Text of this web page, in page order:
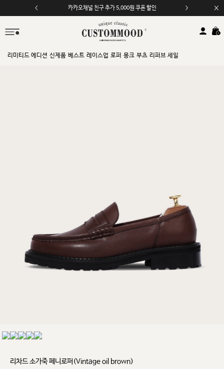
카카오채널 친구 추가 5,000원 쿠폰 할인
모바일 앱 자동 2,000원 할인
리미티드 에디션 신제품 베스트 레이스업 로퍼 몽크 부츠 리퍼브 세일
리차드 소가죽 페니로퍼(Vintage oil brown)